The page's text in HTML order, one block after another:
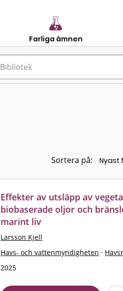
Farliga ämnen
Sortera på:
Effekter av utsläpp av
biobaserade oljor och
marint liv
Larsson Kjell
Havs- och vattenmyndigheten ·
2025